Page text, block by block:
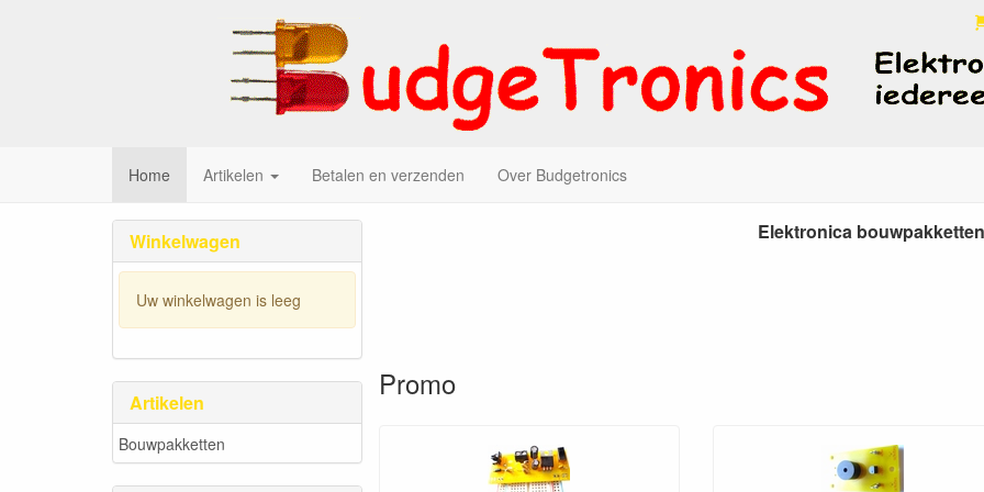
Home Artikelen Betalen en verzenden Over Budgetronics
Winkelwagen
Uw winkelwagen is leeg
Artikelen
Bouwpakketten
Elektronica onderdelen,Elektronica bouwpakketten
Promo